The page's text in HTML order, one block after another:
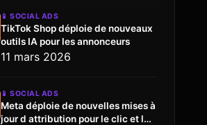
📱 SOCIAL ADS
TikTok Shop déploie de nouveaux
outils IA pour les annonceurs
11 mars 2026
📱 SOCIAL ADS
Meta déploie de nouvelles mises à
jour d attribution pour le clic et l